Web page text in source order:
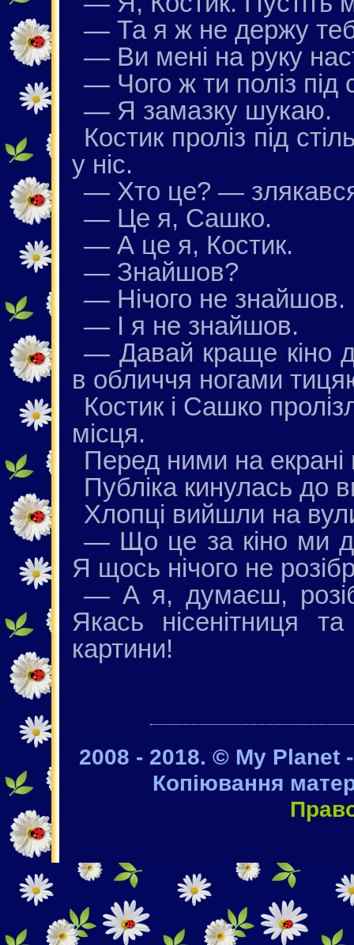
— Та я ж не держу
— Ви мені на руку
— Чого ж ти поліз під
— Я замазку шукаю.
Костик проліз під
у ніс.
— Хто це? —
— Це я, Сашко.
— А це я, Костик.
— Знайшов?
— Нічого не знайшов.
— І я не знайшов.
— Давай краще кіно
в обличчя ногами
Костик і Сашко
місця.
Перед ними на екрані
Публіка кинулась до
Хлопці вийшли на
— Що це за кіно ми
Я щось нічого не
— А я, думаєш,
Якась нісенітниця
картини!
2008 - 2018. © My Planet
Копіювання